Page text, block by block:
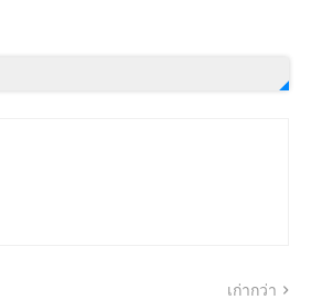
เก่ากว่า